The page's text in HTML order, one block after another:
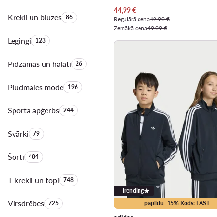
Krekli un blūzesProduktu skaits:
86
LegingiProduktu skaits:
123
Pidžamas un halātiProduktu skaits:
26
Pludmales modeProduktu skaits:
196
Sporta apģērbsProduktu skaits:
244
SvārkiProduktu skaits:
79
ŠortiProduktu skaits:
484
T-krekli un topiProduktu skaits:
748
VirsdrēbesProduktu skaits:
725
Pašreizējā cena
44,99€
Regulārā cena49,99 €
Zemākā cena49,99 €
papildu -15% Kods: LAST
Trending